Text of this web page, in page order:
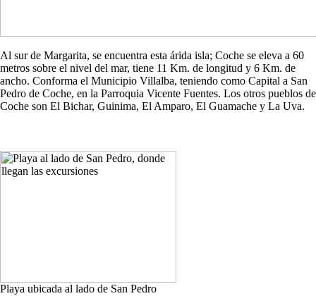
Al sur de Margarita, se encuentra esta árida isla; Coche se eleva a 60
metros sobre el nivel del mar, tiene 11 Km. de longitud y 6 Km. de
ancho. Conforma el Municipio Villalba, teniendo como Capital a San
Pedro de Coche, en la Parroquia Vicente Fuentes. Los otros pueblos de
Coche son El Bichar, Guinima, El Amparo, El Guamache y La Uva.
Playa ubicada al lado de San Pedro